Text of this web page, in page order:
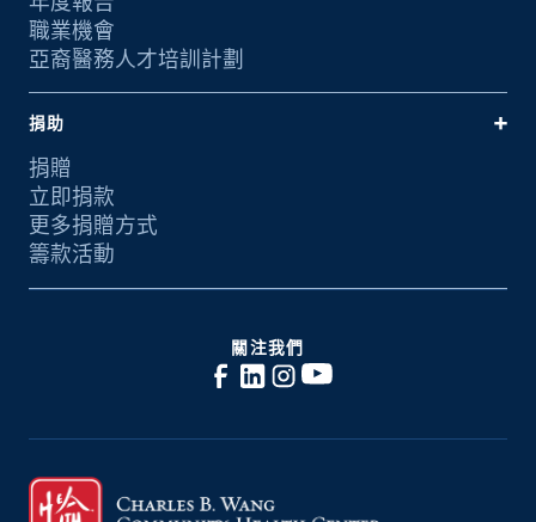
職業機會
亞裔醫務人才培訓計劃
捐助
捐贈
立即捐款
更多捐贈方式
籌款活動
關注我們